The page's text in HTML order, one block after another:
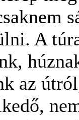
A
az